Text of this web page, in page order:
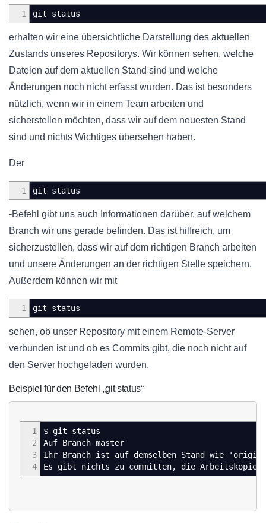
1 git status
erhalten wir eine übersichtliche Darstellung des aktuellen
Zustands unseres Repositorys. Wir können sehen, welche
Dateien auf dem aktuellen Stand sind und welche
Änderungen noch nicht erfasst wurden. Das ist besonders
nützlich, wenn wir in einem Team arbeiten und
sicherstellen möchten, dass wir auf dem neuesten Stand
sind und nichts Wichtiges übersehen haben.
Der
1 git status
-Befehl gibt uns auch Informationen darüber, auf welchem
Branch wir uns gerade befinden. Das ist hilfreich, um
sicherzustellen, dass wir auf dem richtigen Branch arbeiten
und unsere Änderungen an der richtigen Stelle speichern.
Außerdem können wir mit
1 git status
sehen, ob unser Repository mit einem Remote-Server
verbunden ist und ob es Commits gibt, die noch nicht auf
den Server hochgeladen wurden.
Beispiel für den Befehl „git status“
1
2
3
4
$ git status
Auf Branch master
Ihr Branch ist auf demselben Stand wie
Es gibt nichts zu committen, die Arbeitskopie